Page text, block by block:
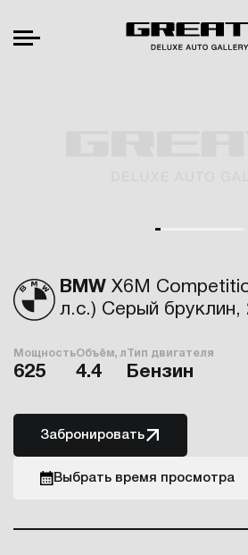
BMW X6M
л.с.) Серый бруклин,
Мощность
625
Объём, л
4.4
Тип двигателя
Бензин
Забронировать
Выбрать время просмотра